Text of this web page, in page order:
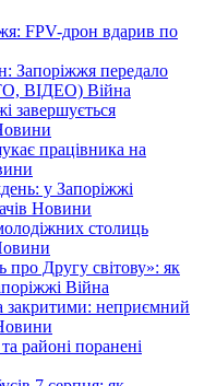
FPV-дрон вдарив по
Запоріжжя передало
ВІДЕО) Війна
завершується
працівника на
у Запоріжжі
Новини
столиць
про Другу світову»: як
Війна
закритими: неприємний
районі поранені